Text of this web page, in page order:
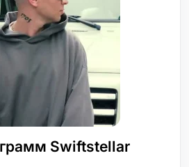
Swiftstellar